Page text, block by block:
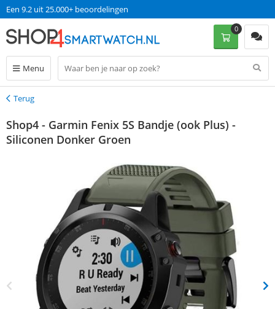
Een 9.2 uit 25.000+ beoordelingen
Menu
0
Terug
Terug
Shop4 - Garmin Fenix 5S Bandje (ook Plus) -
Siliconen Donker Groen